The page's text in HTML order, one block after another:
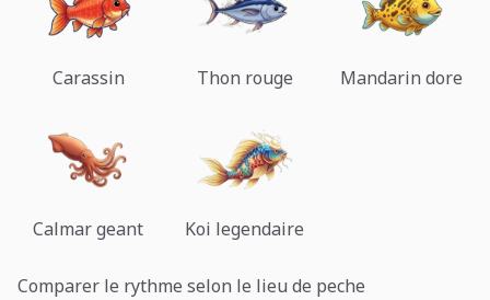
Carassin Thon rouge Mandarin dore
Calmar geant Koi legendaire
Comparer le rythme selon le lieu de peche